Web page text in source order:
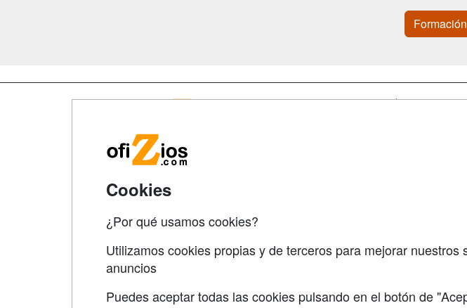
Cookies
¿Por qué usamos cookies?
Utilizamos cookies propias y de terceros para mejorar
anuncios
Puedes aceptar todas las cookies pulsando en el botón de